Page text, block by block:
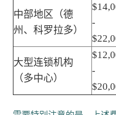
中部地区（德
州、科罗拉多）
-
大型连锁机构
（多中心）
-